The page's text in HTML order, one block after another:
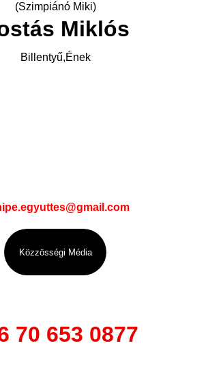
(Szimpiánó Miki)
Miklós
Billentyű,Ének
70 653 0877
Közzösségi Média